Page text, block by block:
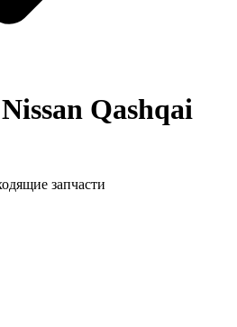
Qashqai
запчасти